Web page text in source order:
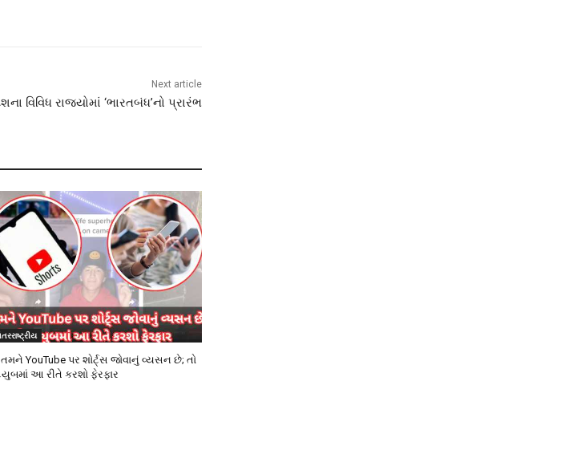
Next article
વિવિધ રાજયોમાં ‘ભારતબંધ’નો પ્રારંભ
YouTube પર શોર્ટ્સ જોવાનું વ્યસન છે; તો
આ રીતે કરશો ફેરફાર